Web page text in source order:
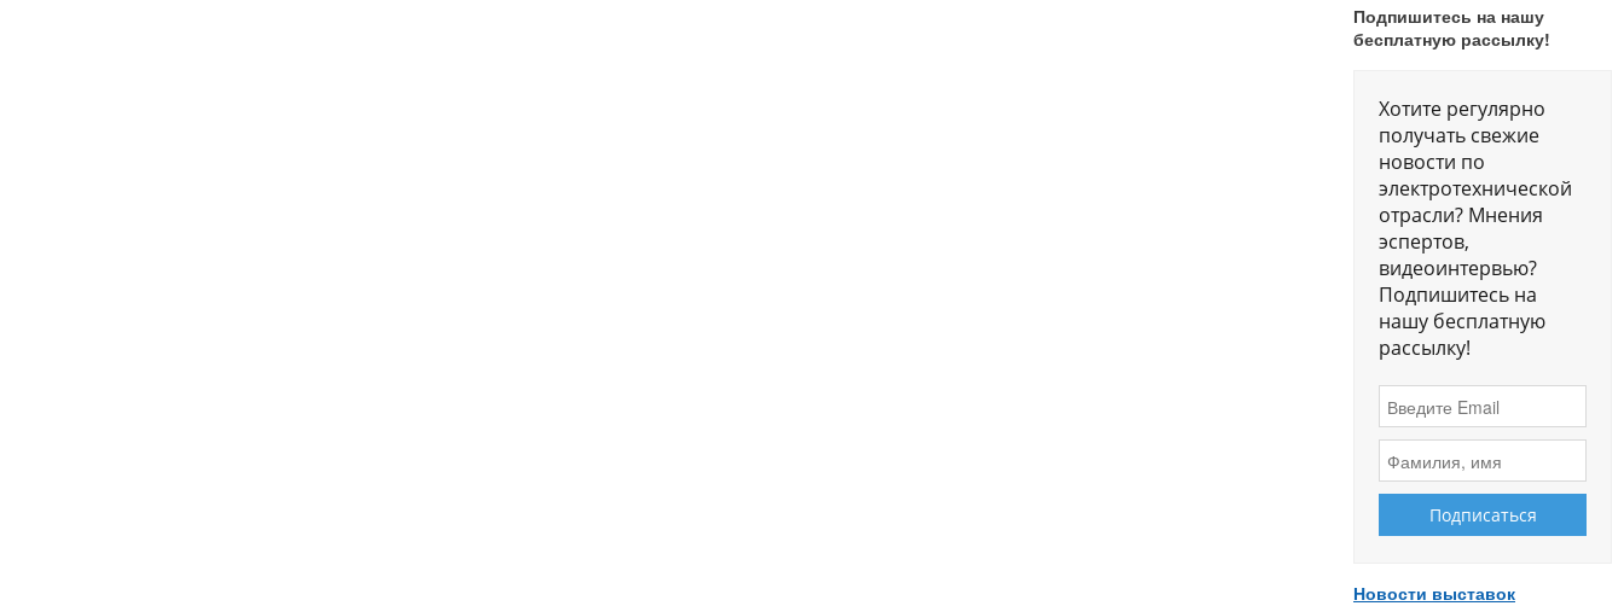
Подпишитесь на нашу
бесплатную рассылку!
Хотите регулярно
получать свежие
новости по
электротехнической
отрасли? Мнения
эспертов,
видеоинтервью?
Подпишитесь на
нашу бесплатную
рассылку!
Новости выставок